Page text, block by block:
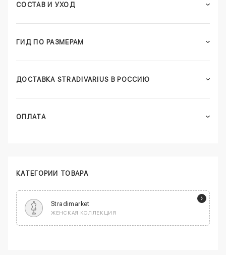
СОСТАВ И УХОД
ГИД ПО РАЗМЕРАМ
ДОСТАВКА STRADIVARIUS В РОССИЮ
ОПЛАТА
КАТЕГОРИИ ТОВАРА
Stradimarket
ЖЕНСКАЯ КОЛЛЕКЦИЯ